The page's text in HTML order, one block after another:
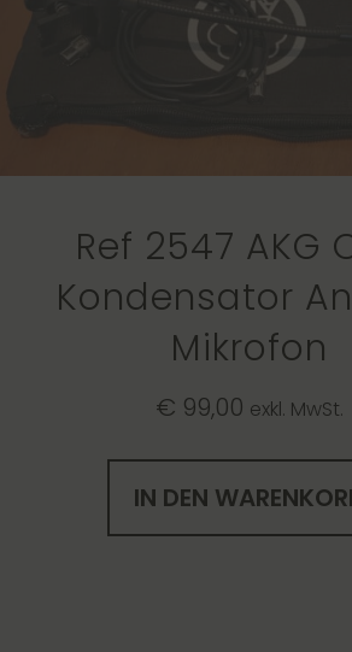
Ref 2547 AKG
Kondensator
Mikrofon
€ 99,00 exkl. MwSt.
IN DEN